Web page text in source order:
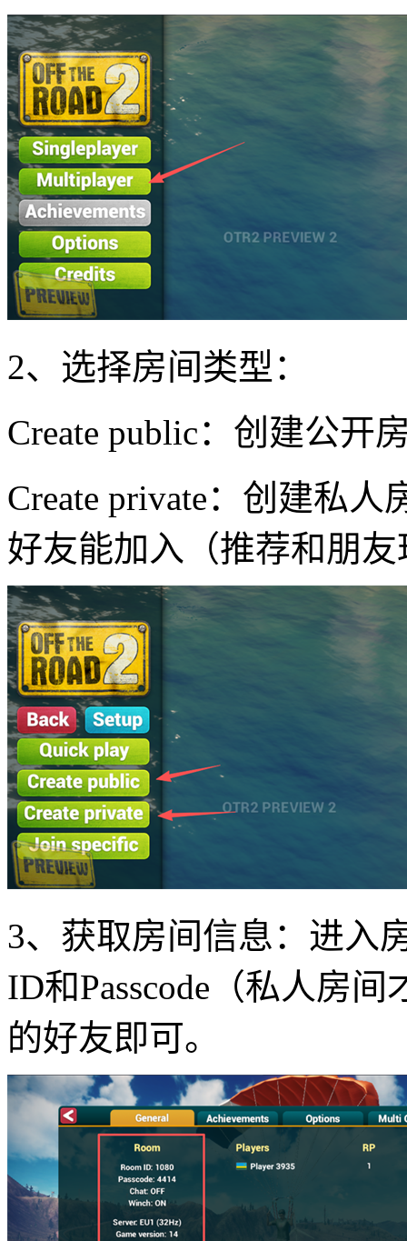
2、选择房间类型：
Create public：创建公开
Create private：创建私
好友能加入（推荐和朋
3、获取房间信息：进入
ID和Passcode（私人房
的好友即可。